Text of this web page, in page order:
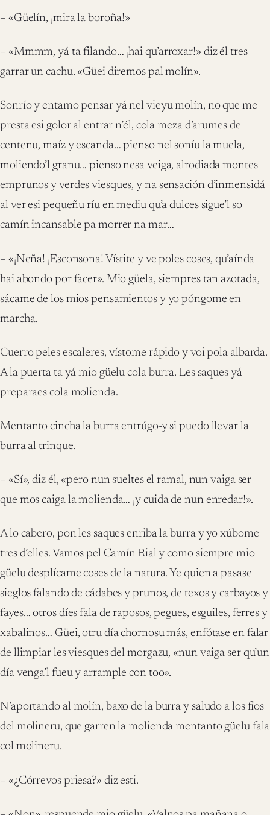
– «Güelín, ¡mira la boroña!»
– «Mmmm, yá ta filando… ¡hai qu’arroxar!» diz él tres
garrar un cachu. «Güei diremos pal molín».
Sonrío y entamo pensar yá nel vieyu molín, no que me
presta esi golor al entrar n’él, cola meza d’arumes de
centenu, maíz y escanda… pienso nel soníu la muela,
moliendo’l granu… pienso nesa veiga, alrodiada montes
emprunos y verdes viesques, y na sensación d’inmensidá
al ver esi pequeñu ríu en mediu qu’a dulces sigue’l so
camín incansable pa morrer na mar…
– «¡Neña! ¡Esconsona! Vístite y ve poles coses, qu’aínda
hai abondo por facer». Mio güela, siempres tan azotada,
sácame de los mios pensamientos y yo póngome en
marcha.
Cuerro peles escaleres, vístome rápido y voi pola albarda.
A la puerta ta yá mio güelu cola burra. Les saques yá
preparaes cola molienda.
Mentanto cincha la burra entrúgo-y si puedo llevar la
burra al trinque.
– «Sí», diz él, «pero nun sueltes el ramal, nun vaiga ser
que mos caiga la molienda… ¡y cuida de nun enredar!».
A lo cabero, pon les saques enriba la burra y yo xúbome
tres d’elles. Vamos pel Camín Rial y como siempre mio
güelu desplícame coses de la natura. Ye quien a pasase
sieglos falando de cádabes y prunos, de texos y carbayos y
fayes… otros díes fala de raposos, pegues, esguiles, ferres y
xabalinos… Güei, otru día chornosu más, enfótase en falar
de llimpiar les viesques del morgazu, «nun vaiga ser qu’un
día venga’l fueu y arrample con too».
N’aportando al molín, baxo de la burra y saludo a los fíos
del molineru, que garren la molienda mentanto güelu fala
col molineru.
– «¿Córrevos priesa?» diz esti.